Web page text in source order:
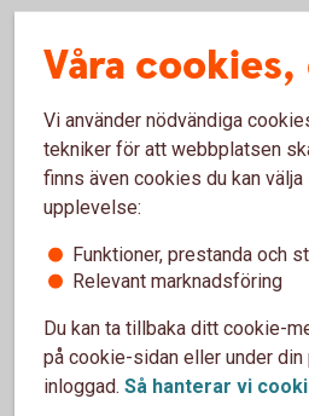
Så lång tid tar det
och säljer fonder
Köpa fonder
Om du köper en fond från
fondens bryttid får du oftast
Observera att fonder kan ha
bankens bryttid vilket kan
affären får. Kom igång med
Våra
Vi använder nödvändiga
tekniker för att webbplatsen
finns även cookies du kan
upplevelse:
Funktioner, prestanda och
Relevant marknadsföring
Du kan ta tillbaka ditt cookie-
på cookie-sidan eller under din
inloggad. Så hanterar vi